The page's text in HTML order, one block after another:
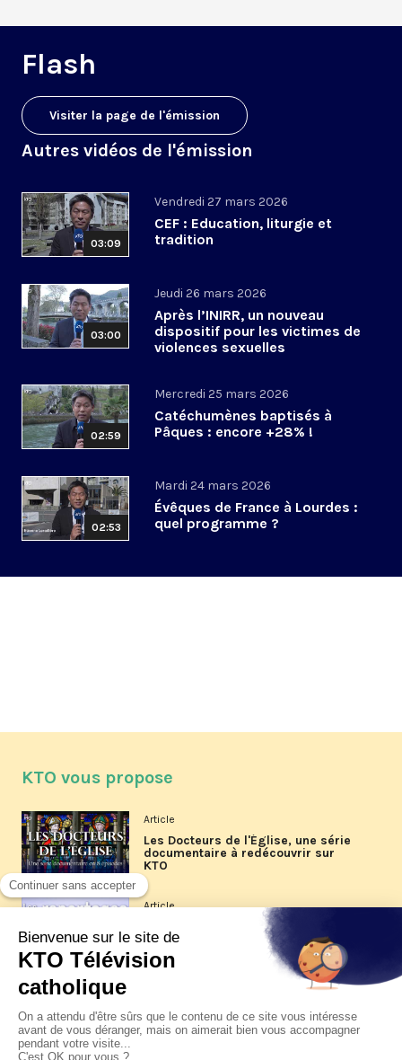
Flash
Visiter la page de l'émission
Autres vidéos de l'émission
03:09
Vendredi 27 mars 2026
CEF : Education, liturgie et
tradition
03:00
Jeudi 26 mars 2026
Après l’INIRR, un nouveau
dispositif pour les victimes de
violences sexuelles
02:59
Mercredi 25 mars 2026
Catéchumènes baptisés à
Pâques : encore +28% !
02:53
Mardi 24 mars 2026
Évêques de France à Lourdes :
quel programme ?
KTO vous propose
Article
Les Docteurs de l'Église, une série
documentaire à redécouvrir sur
KTO
Article
Les reportages d'été 2026 de KTO
La visite pastorale du pape Léon
XIV à Assise à suivre sur KTO le
jeudi 6 août